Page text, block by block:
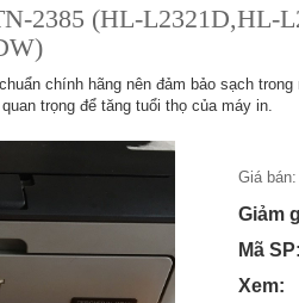
2385 (HL-L2321D,HL-
chính hãng nên đảm bảo sạch
trọng để tăng tuổi thọ của máy in.
Giá bán:
Giảm
Mã SP:
Xem: